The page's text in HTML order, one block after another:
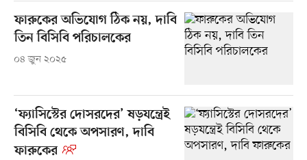
ফারুকের অভিযোগ ঠিক নয়, দাবি
তিন বিসিবি পরিচালকের
০৪ জুন ২০২৫
‘ফ্যাসিস্টের দোসরদের’ ষড়যন্ত্রেই
বিসিবি থেকে অপসারণ, দাবি
ফারুকের